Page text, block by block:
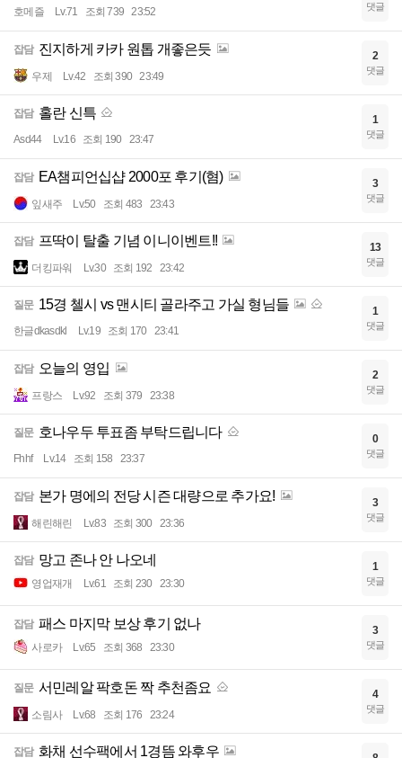
호메즐 Lv.71 조회 739 23:52 댓글
잡담 진지하게 카카 원톱 개좋은듯
우제 Lv.42 조회 390 23:49
2
댓글
잡담 홀란 신특
Asd44 Lv.16 조회 190 23:47
1
댓글
잡담 EA챔피언십샵 2000포 후기(혐)
잎새주 Lv.50 조회 483 23:43
3
댓글
잡담 프딱이 탈출 기념 이니이벤트!!
더킹파워 Lv.30 조회 192 23:42
13
댓글
질문 15경 첼시 vs 맨시티 골라주고 가실 형님들
한글dkasdkl Lv.19 조회 170 23:41
1
댓글
잡담 오늘의 영입
프랑스 Lv.92 조회 379 23:38
2
댓글
질문 호나우두 투표좀 부탁드립니다
Fhhf Lv.14 조회 158 23:37
0
댓글
잡담 본가 명에의 전당 시즌 대량으로 추가요!
해린해린 Lv.83 조회 300 23:36
3
댓글
잡담 망고 존나 안 나오네
영업재개 Lv.61 조회 230 23:30
1
댓글
잡담 패스 마지막 보상 후기 없나
사로카 Lv.65 조회 368 23:30
3
댓글
질문 서민레알 팍호돈 짝 추천좀요
소림사 Lv.68 조회 176 23:24
4
댓글
잡담 화채 선수팩에서 1경뜸 와후우